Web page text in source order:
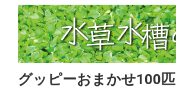
グッピーおまかせ100匹